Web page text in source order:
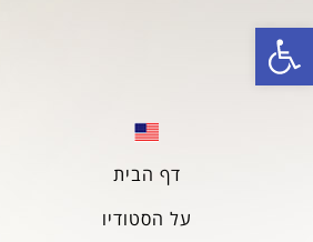
פתח סרגל נגישות
דף הבית
על הסטודיו